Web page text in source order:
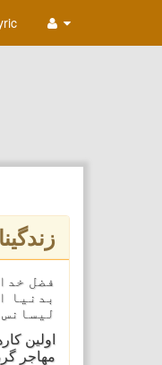
فضل
بدنیا